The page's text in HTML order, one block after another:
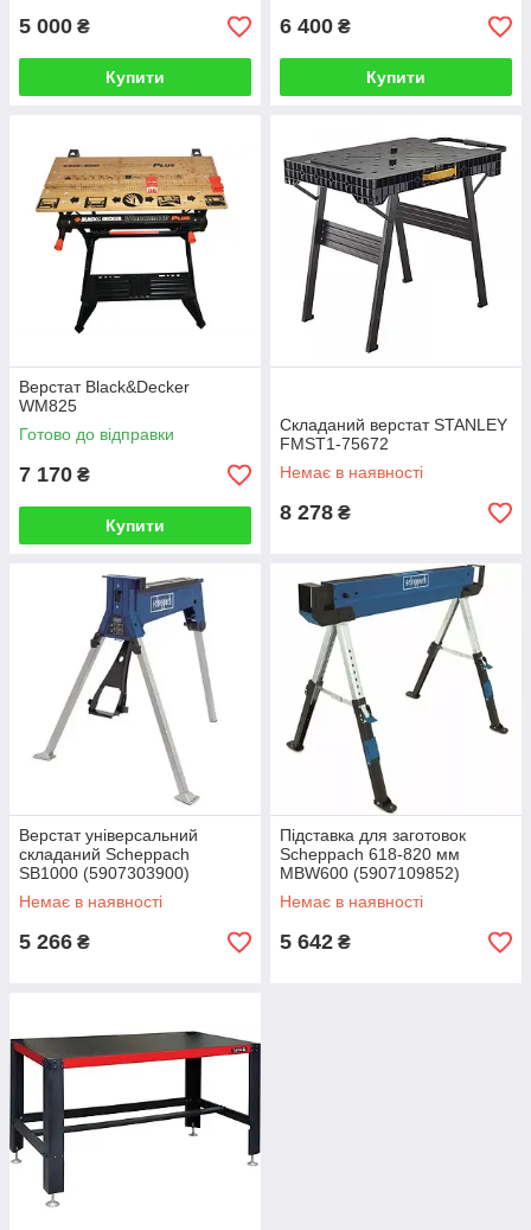
5 000 ₴
Купити
6 400 ₴
Купити
Верстат Black&Decker
WM825
Готово до відправки
7 170 ₴
Купити
Складаний верстат STANLEY
FMST1-75672
Немає в наявності
8 278 ₴
Верстат універсальний
складаний Scheppach
SB1000 (5907303900)
Немає в наявності
5 266 ₴
Підставка для заготовок
Scheppach 618-820 мм
MBW600 (5907109852)
Немає в наявності
5 642 ₴